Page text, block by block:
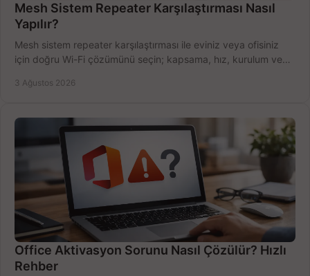
Mesh Sistem Repeater Karşılaştırması Nasıl
Yapılır?
Mesh sistem repeater karşılaştırması ile eviniz veya ofisiniz
için doğru Wi-Fi çözümünü seçin; kapsama, hız, kurulum ve
3 Ağustos 2026
Office Aktivasyon Sorunu Nasıl Çözülür? Hızlı
Rehber